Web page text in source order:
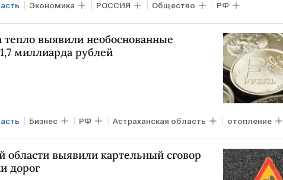
Экономика РОССИЯ Общество РФ
Михаил Мурашко МЧС ФСБ Росгвардия
тепло выявили необоснованные
миллиарда рублей
Бизнес РФ Астраханская область отопление
области выявили картельный сговор
дорог